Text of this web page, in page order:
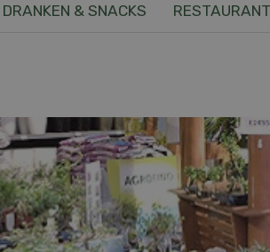
DRANKEN & SNACKS RESTAURANT